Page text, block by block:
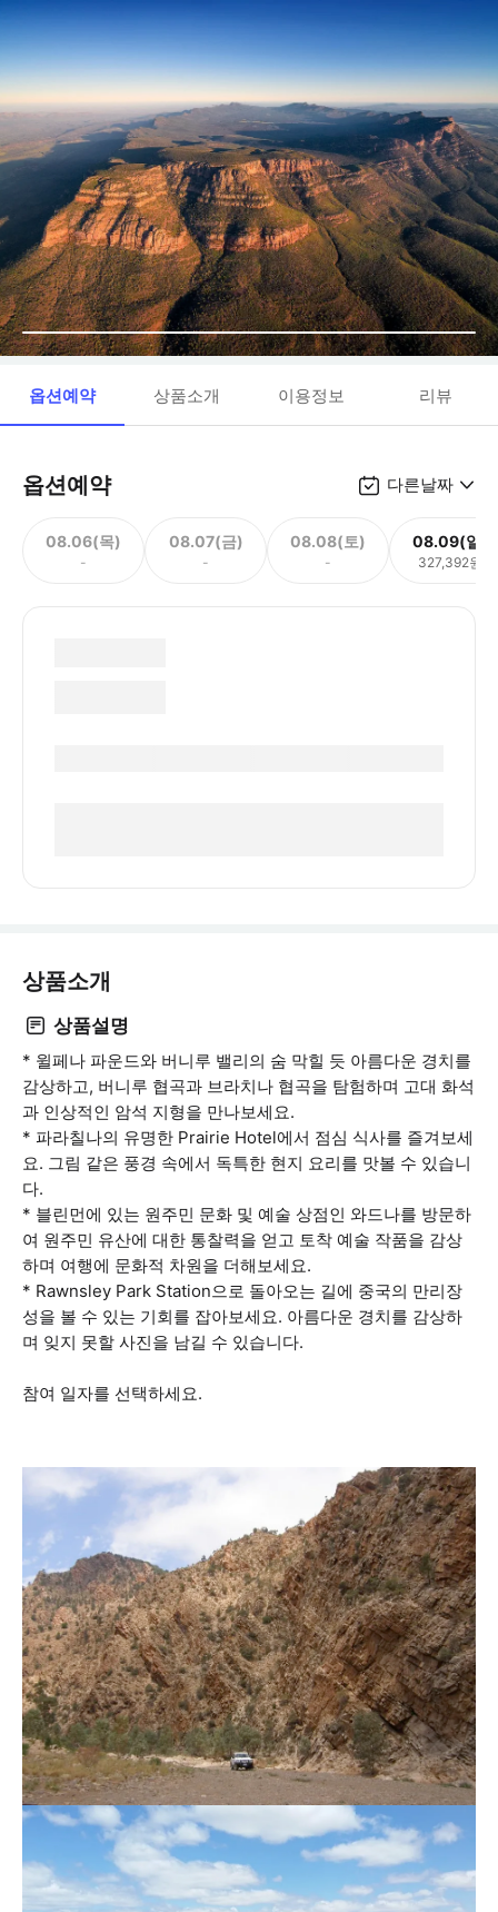
옵션예약 상품소개 이용정보 리뷰
옵션예약 다른날짜
08.06(목)
-
08.07(금)
-
08.08(토)
-
08.09(일)
327,392원
상품소개
상품설명
* 윌페나 파운드와 버니루 밸리의 숨 막힐 듯 아름다운 경치를
감상하고, 버니루 협곡과 브라치나 협곡을 탐험하며 고대 화석
과 인상적인 암석 지형을 만나보세요.
* 파라칠나의 유명한 Prairie Hotel에서 점심 식사를 즐겨보세
요. 그림 같은 풍경 속에서 독특한 현지 요리를 맛볼 수 있습니
다.
* 블린먼에 있는 원주민 문화 및 예술 상점인 와드나를 방문하
여 원주민 유산에 대한 통찰력을 얻고 토착 예술 작품을 감상
하며 여행에 문화적 차원을 더해보세요.
* Rawnsley Park Station으로 돌아오는 길에 중국의 만리장
성을 볼 수 있는 기회를 잡아보세요. 아름다운 경치를 감상하
며 잊지 못할 사진을 남길 수 있습니다.
참여 일자를 선택하세요.